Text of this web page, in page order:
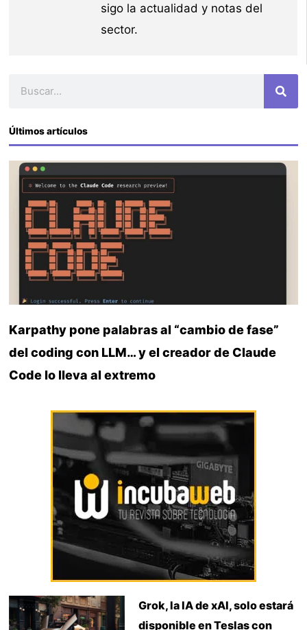
sigo la actualidad y notas del
sector.
Últimos artículos
Karpathy pone palabras al “cambio de fase”
del coding con LLM… y el creador de Claude
Code lo lleva al extremo
Grok, la IA de xAI, solo estará
disponible en Teslas con